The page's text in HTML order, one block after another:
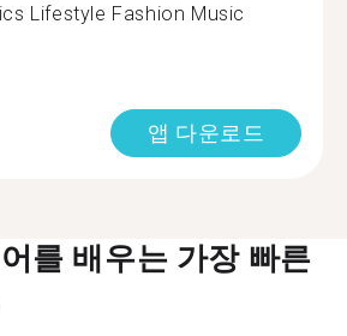
Lifestyle Fashion Music
앱 다운로드
를 배우는 가장 빠른